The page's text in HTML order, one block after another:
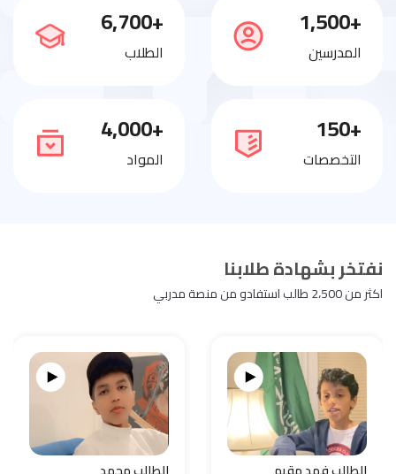
+1,500
المدرسين
+6,700
الطلاب
+150
التخصصات
+4,000
المواد
نفتخر بشهادة طلابنا
اكثر من 2،500 طالب استفادو من منصة مدربي